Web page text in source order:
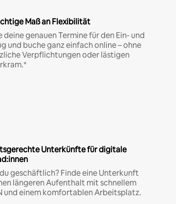
Maß an Flexibilität
deine genauen Termine für den Ein- und
und buche ganz einfach online – ohne
Verpflichtungen oder lästigen
Unterkünfte für digitale
geschäftlich? Finde eine Unterkunft
längeren Aufenthalt mit schnellem
und einem komfortablen Arbeitsplatz.